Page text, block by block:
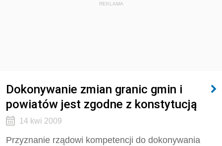
REKLAMA
Dokonywanie zmian granic gmin i
powiatów jest zgodne z konstytucją
14 kwi 2009
Przyznanie rządowi kompetencji do dokonywania